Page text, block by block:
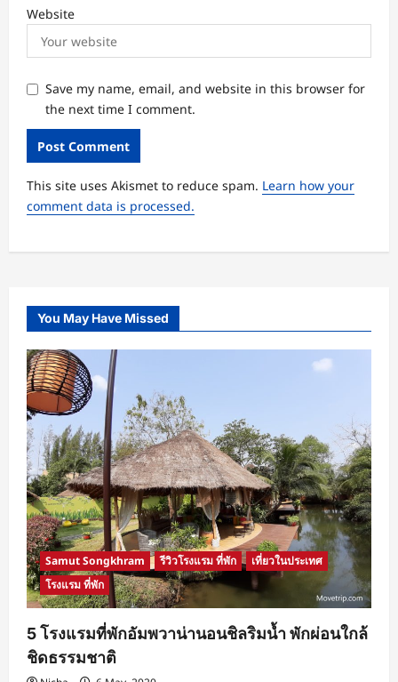
Website
Save my name, email, and website in this browser for
the next time I comment.
This site uses Akismet to reduce spam. Learn how your
comment data is processed.
You May Have Missed
Samut Songkhram รีวิวโรงแรม ที่พัก
เที่ยวในประเทศ
โรงแรม ที่พัก
5 โรงแรมที่พักอัมพวาน่านอนชิลริมน้ำ พักผ่อนใกล้
ชิดธรรมชาติ